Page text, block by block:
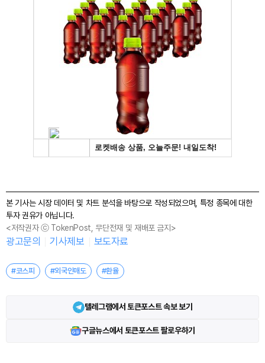
본 기사는 시장 데이터 및 차트 분석을 바탕으로 작성되었으며, 특정 종목에 대한
투자 권유가 아닙니다.
<저작권자 ⓒ TokenPost, 무단전재 및 재배포 금지>
광고문의 기사제보 보도자료
#코스피 #외국인매도 #환율
텔레그램에서 토큰포스트 속보 보기
구글뉴스에서 토큰포스트 팔로우하기